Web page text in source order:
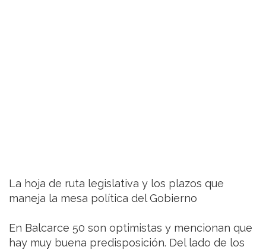
La hoja de ruta legislativa y los plazos que
maneja la mesa política del Gobierno
En Balcarce 50 son optimistas y mencionan que
hay muy buena predisposición. Del lado de los